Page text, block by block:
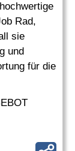
Rad,
sie
und
für die